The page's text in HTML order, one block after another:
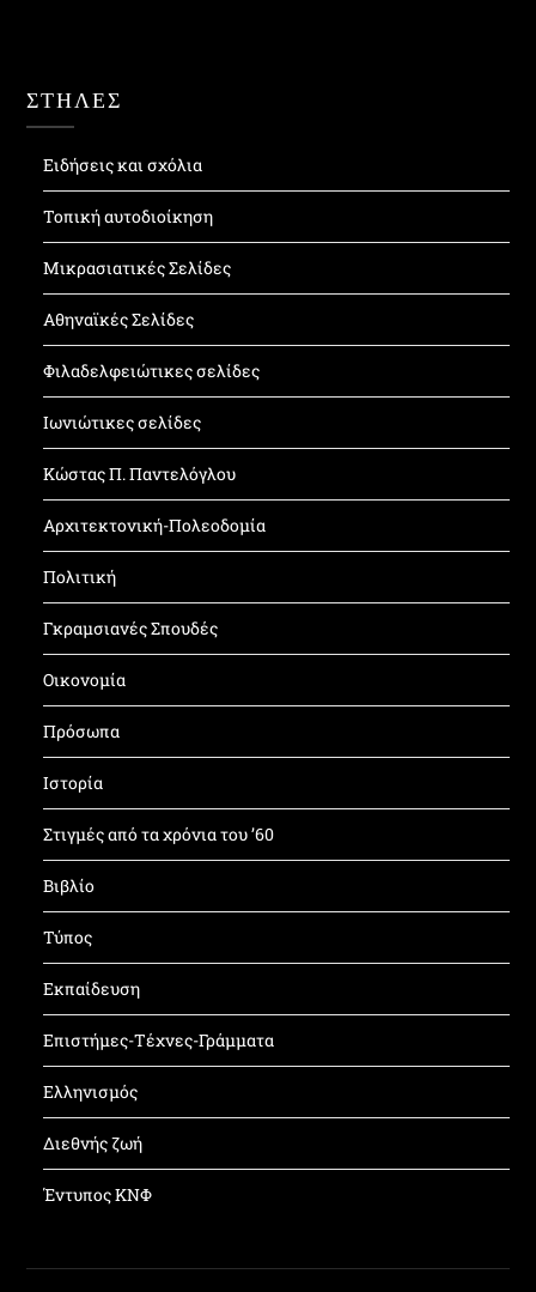
ΣΤΗΛΕΣ
Ειδήσεις και σχόλια
Τοπική αυτοδιοίκηση
Μικρασιατικές Σελίδες
Αθηναϊκές Σελίδες
Φιλαδελφειώτικες σελίδες
Ιωνιώτικες σελίδες
Κώστας Π. Παντελόγλου
Αρχιτεκτονική-Πολεοδομία
Πολιτική
Γκραμσιανές Σπουδές
Οικονομία
Πρόσωπα
Ιστορία
Στιγμές από τα χρόνια του ’60
Βιβλίο
Τύπος
Εκπαίδευση
Επιστήμες-Τέχνες-Γράμματα
Ελληνισμός
Διεθνής ζωή
Έντυπος ΚΝΦ